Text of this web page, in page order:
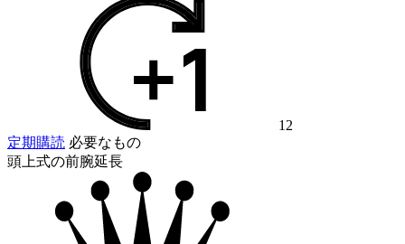
12
定期購読 必要なもの
頭上式の前腕延長